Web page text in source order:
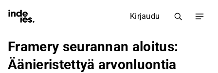
Kirjaudu
Framery seurannan aloitus:
Äänieristettyä arvonluontia